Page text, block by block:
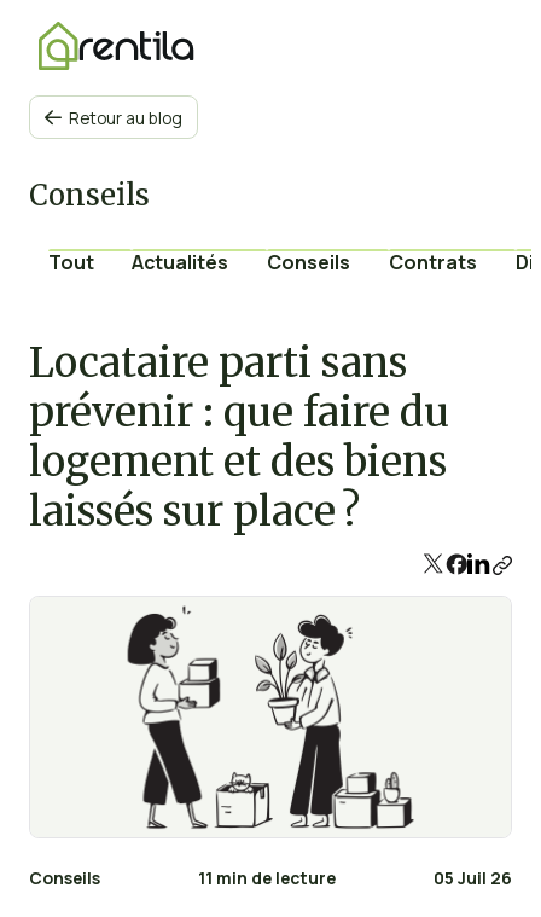
 Retour au blog
Conseils
Tout Actualités Conseils Contrats
Locataire parti sans
prévenir : que faire du
logement et des biens
laissés sur place ?
Conseils 11 min de lecture 05 Juil 26